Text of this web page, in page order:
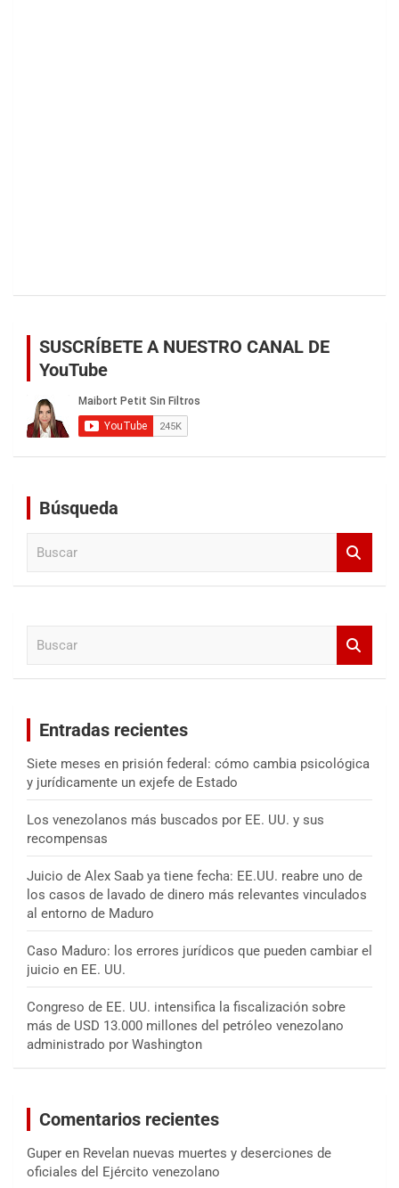
SUSCRÍBETE A NUESTRO CANAL DE
YouTube
Búsqueda
Entradas recientes
Siete meses en prisión federal: cómo cambia psicológica
y jurídicamente un exjefe de Estado
Los venezolanos más buscados por EE. UU. y sus
recompensas
Juicio de Alex Saab ya tiene fecha: EE.UU. reabre uno de
los casos de lavado de dinero más relevantes vinculados
al entorno de Maduro
Caso Maduro: los errores jurídicos que pueden cambiar el
juicio en EE. UU.
Congreso de EE. UU. intensifica la fiscalización sobre
más de USD 13.000 millones del petróleo venezolano
administrado por Washington
Comentarios recientes
Guper en Revelan nuevas muertes y deserciones de
oficiales del Ejército venezolano